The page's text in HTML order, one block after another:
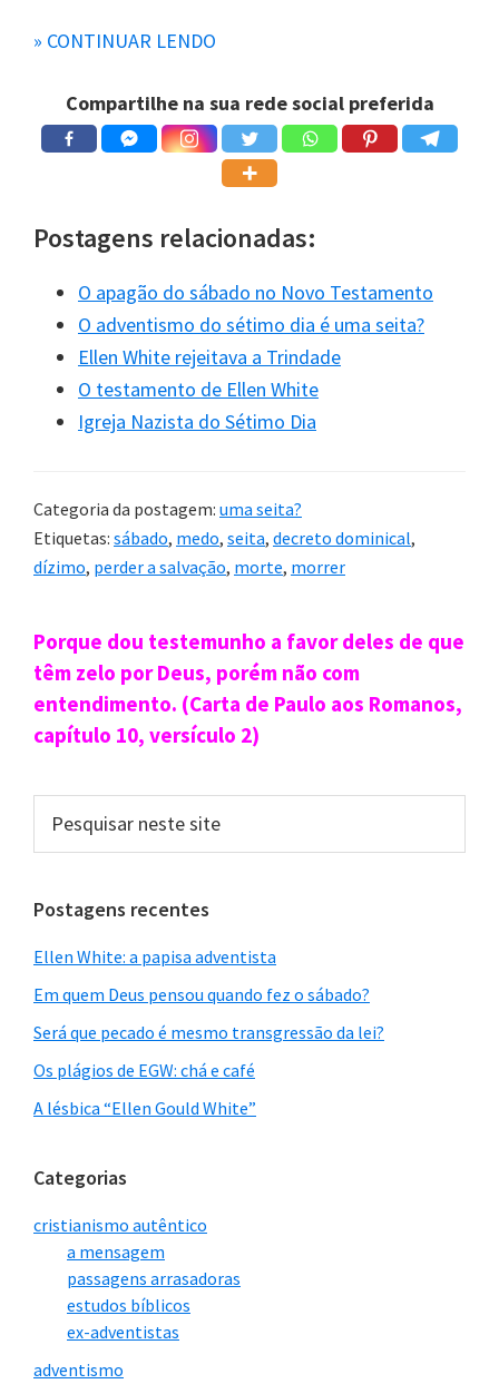
sexta-feira, me atrasar esperando o
ônibus, sem ter comprado pão nem
mantimentos para o sábado por não
do mercado um minuto ou segundos
sábado (informação que aparece na
contracapa da lição da escola
sabatina), e algum ancião me ver. Era
certo que eu seria disciplinada! Meses
Acredite se quiser: já vi, mais de uma vez, ancião
com minha esposa a hipocrisia de ensinar uma
coisa e praticar outra.
contrariando a Deus, porque eu não
conseguia guardar o sábado. Mas era
de toda forma falar somente do
da profetisa deles. Eu me sentia
sufocado com tanto fardo que eles
colocavam sobre mim.”
Medo de questionar os ensinos da
investigativo de Ellen White, por haver
várias contradições bíblicas nesse
ensino, e ser mal vista e até
» CONTINUAR LENDO
Compartilhe na sua rede social preferida
Postagens relacionadas:
O apagão do sábado no Novo Testamento
O adventismo do sétimo dia é uma seita?
Ellen White rejeitava a Trindade
O testamento de Ellen White
Igreja Nazista do Sétimo Dia
Categoria da postagem: uma seita?
Etiquetas: sábado, medo, seita, decreto dominical,
dízimo, perder a salvação, morte, morrer
Sidebar
primária
Porque dou testemunho a favor deles de que
têm zelo por Deus, porém não com
entendimento. (Carta de Paulo aos Romanos,
capítulo 10, versículo 2)
neste
site
Postagens recentes
Ellen White: a papisa adventista
Em quem Deus pensou quando fez o sábado?
Será que pecado é mesmo transgressão da lei?
Os plágios de EGW: chá e café
A lésbica “Ellen Gould White”
Categorias
cristianismo autêntico
a mensagem
passagens arrasadoras
estudos bíblicos
ex-adventistas
adventismo